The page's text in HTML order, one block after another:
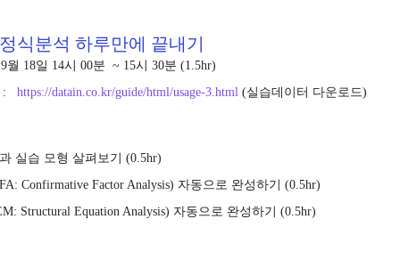
식분석 하루만에 끝내기
월 18일 14시 00분 ~ 15시 30분 (1.5hr)
:
https://datain.co.kr/guide/html/usage-3.html (실습데이터 다운로드)
실습 모형 살펴보기 (0.5hr)
Confirmative Factor Analysis) 자동으로 완성하기 (0.5hr)
Structural Equation Analysis) 자동으로 완성하기 (0.5hr)